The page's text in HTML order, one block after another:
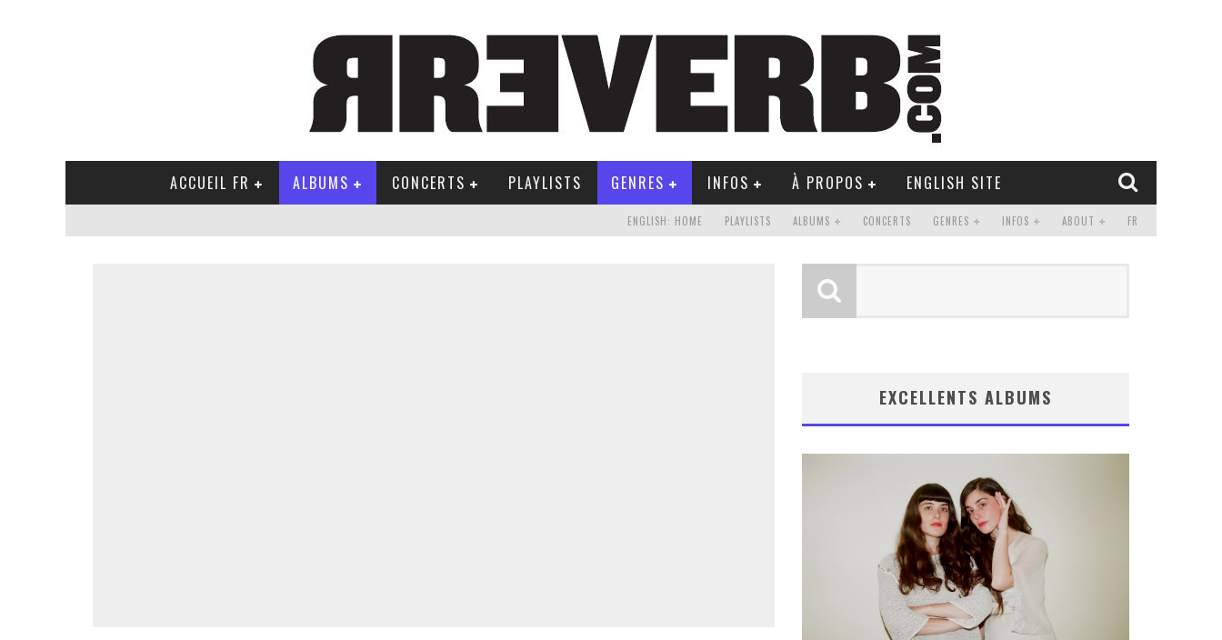
ACCUEIL FR ALBUMS CONCERTS PLAYLISTS GENRES INFOS À PROPOS ENGLISH SITE
ENGLISH: HOME PLAYLISTS ALBUMS CONCERTS GENRES INFOS ABOUT FR
EXCELLENTS ALBUMS